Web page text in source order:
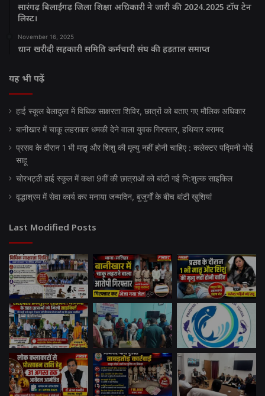
सारंगढ़ बिलाईगढ़ जिला शिक्षा अधिकारी ने जारी की 2024.2025 टॉप टेन
लिस्ट।
November 16, 2025
धान खरीदी सहकारी समिति कर्मचारी संघ की हड़ताल समाप्त
यह भी पढ़ें
हाई स्कूल बेलादुला में विधिक साक्षरता शिविर, छात्रों को बताए गए मौलिक अधिकार
बानीखार में चाकू लहराकर धमकी देने वाला युवक गिरफ्तार, हथियार बरामद
प्रसव के दौरान 1 भी मातृ और शिशु की मृत्यु नहीं होनी चाहिए : कलेक्टर पद्मिनी भोई
साहू
चोरभट्ठी हाई स्कूल में कक्षा 9वीं की छात्राओं को बांटी गई नि:शुल्क साइकिल
वृद्धाश्रम में सेवा कार्य कर मनाया जन्मदिन, बुजुर्गों के बीच बांटी खुशियां
Last Modified Posts